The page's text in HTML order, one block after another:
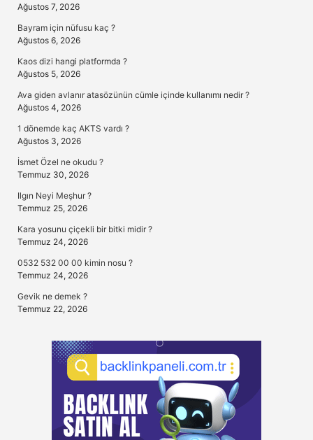
Ağustos 7, 2026
Bayram için nüfusu kaç ?
Ağustos 6, 2026
Kaos dizi hangi platformda ?
Ağustos 5, 2026
Ava giden avlanır atasözünün cümle içinde kullanımı nedir ?
Ağustos 4, 2026
1 dönemde kaç AKTS vardı ?
Ağustos 3, 2026
İsmet Özel ne okudu ?
Temmuz 30, 2026
Ilgın Neyi Meşhur ?
Temmuz 25, 2026
Kara yosunu çiçekli bir bitki midir ?
Temmuz 24, 2026
0532 532 00 00 kimin nosu ?
Temmuz 24, 2026
Gevik ne demek ?
Temmuz 22, 2026